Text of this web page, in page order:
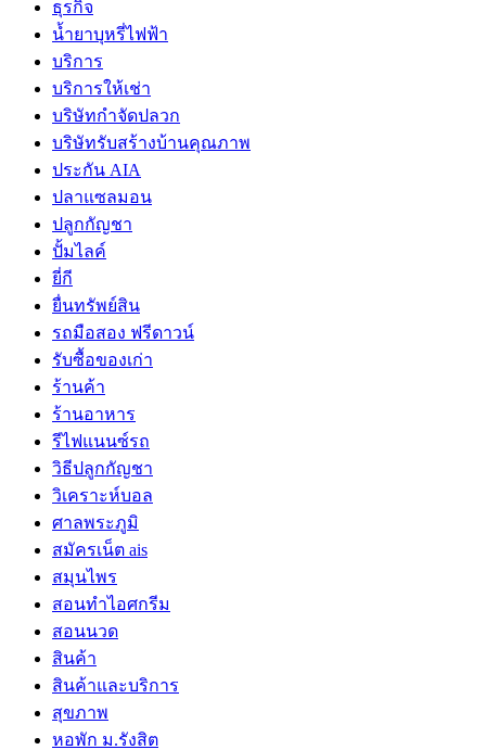
ธุรกิจ
น้ำยาบุหรี่ไฟฟ้า
บริการ
บริการให้เช่า
บริษัทกำจัดปลวก
บริษัทรับสร้างบ้านคุณภาพ
ประกัน AIA
ปลาแซลมอน
ปลูกกัญชา
ปั้มไลค์
ยี่กี
ยื่นทรัพย์สิน
รถมือสอง ฟรีดาวน์
รับซื้อของเก่า
ร้านค้า
ร้านอาหาร
รีไฟแนนซ์รถ
วิธีปลูกกัญชา
วิเคราะห์บอล
ศาลพระภูมิ
สมัครเน็ต ais
สมุนไพร
สอนทำไอศกรีม
สอนนวด
สินค้า
สินค้าและบริการ
สุขภาพ
หอพัก ม.รังสิต